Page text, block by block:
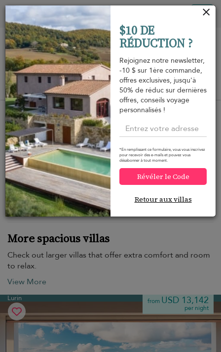
Vue sur la carte
Voulez-vous plus d'options ?
Nous avons trouvé plusieurs alternatives qui
pourraient vous intéresser.
More spacious villas
Check out larger villas that offer extra comfort and room
to relax.
View More
Lurin from USD 13,142
per night
$10 DE
RÉDUCTION ?
Rejoignez notre newsletter,
-10 $ sur 1ère commande,
offres exclusives, jusqu'à
50% de réduc sur dernières
offres, conseils voyage
personnalisés !
*En remplissant ce formulaire, vous vous inscrivez
pour recevoir des e-mails et pouvez vous
désabonner à tout moment.
Révéler le Code
Retour aux villas
Vos paramètres de cookies